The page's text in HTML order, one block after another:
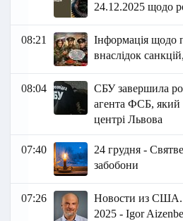
24.12.2025 щодо
08:21
Інформація щодо
внаслідок
08:04
СБУ завершила
агента ФСБ, який
центрі Львова
07:40
24 грудня -
забобони
07:26
Новости из США.
2025 - Igor